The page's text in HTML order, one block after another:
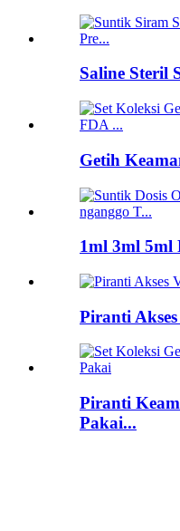
Saline Steril
Getih
1ml 3ml 5ml
Piranti
Piranti
Pakai...